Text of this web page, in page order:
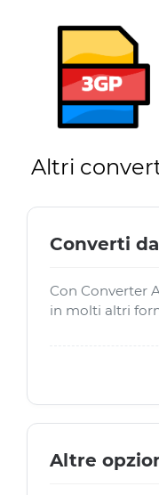
Altri
Converti da
Con Converter
in molti altri
Altre